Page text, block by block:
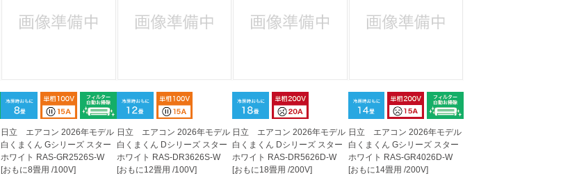
日立 エアコン 2026年モデル
白くまくん Gシリーズ スター
ホワイト RAS-GR2526S-W
[おもに8畳用 /100V]
日立 エアコン 2026年モデル
白くまくん Dシリーズ スター
ホワイト RAS-DR3626S-W
[おもに12畳用 /100V]
日立 エアコン 2026年モデル
白くまくん Dシリーズ スター
ホワイト RAS-DR5626D-W
[おもに18畳用 /200V]
日立 エアコン 2026年モデル
白くまくん Gシリーズ スター
ホワイト RAS-GR4026D-W
[おもに14畳用 /200V]